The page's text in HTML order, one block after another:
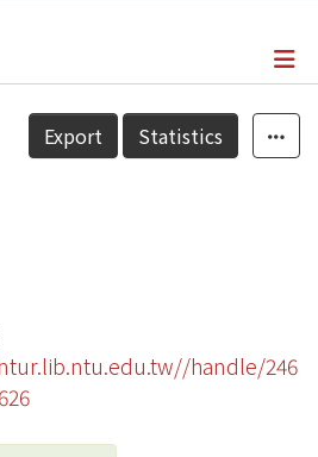
Details
Export Statistics
handle/246